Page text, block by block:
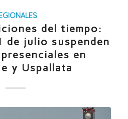
del tiempo:
de julio suspenden
en
y Uspallata